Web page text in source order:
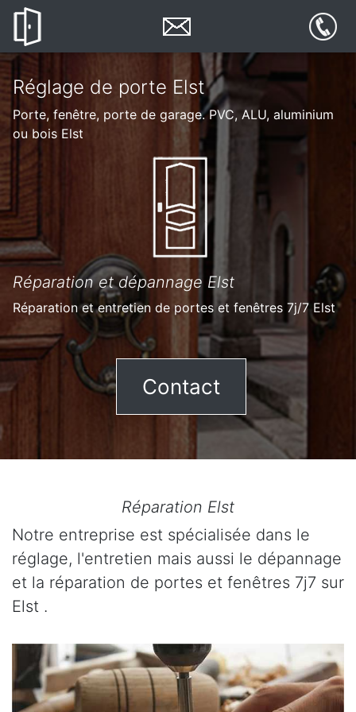
Réglage de porte Elst
Porte, fenêtre, porte de garage. PVC, ALU, aluminium
ou bois Elst
Réparation et dépannage Elst
Réparation et entretien de portes et fenêtres 7j/7 Elst
Contact
Réparation Elst
Notre entreprise est spécialisée dans le
réglage, l'entretien mais aussi le dépannage
et la réparation de portes et fenêtres 7j7 sur
Elst .